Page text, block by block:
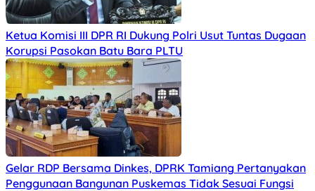
Ketua Komisi III DPR RI Dukung Polri Usut Tuntas Dugaan
Korupsi Pasokan Batu Bara PLTU
Gelar RDP Bersama Dinkes, DPRK Tamiang Pertanyakan
Penggunaan Bangunan Puskemas Tidak Sesuai Fungsi